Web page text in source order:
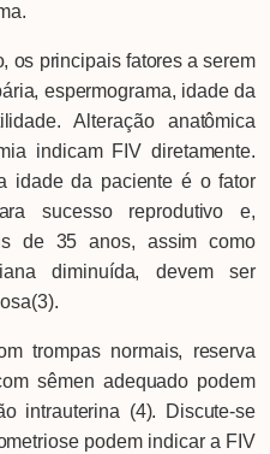
principais fatores a serem
espermograma, idade da
Alteração anatômica
indicam FIV diretamente.
idade da paciente é o fator
sucesso reprodutivo e,
de 35 anos, assim como
diminuída, devem ser
normais, reserva
sêmen adequado podem
intrauterina (4). Discute-se
podem indicar a FIV